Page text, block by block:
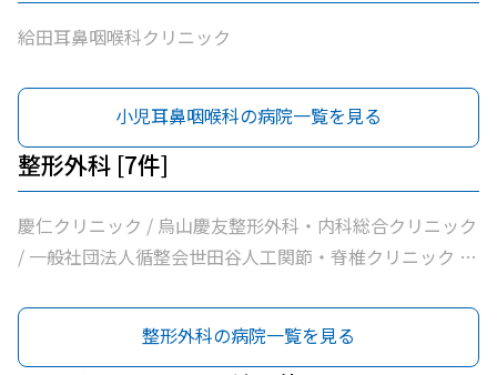
給田耳鼻咽喉科クリニック
小児耳鼻咽喉科の病院一覧を見る
整形外科 [7件]
慶仁クリニック / 烏山慶友整形外科・内科総合クリニック
/ 一般社団法人循整会世田谷人工関節・脊椎クリニック /
整形外科医院 / いしばし整形外科給田診療所 / 医療法人社
団親樹会恵泉クリニック
整形外科の病院一覧を見る